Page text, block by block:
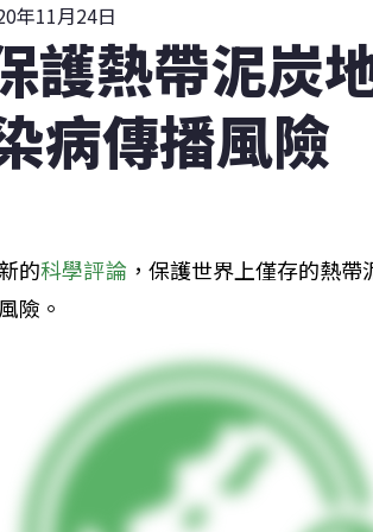
年11月24日
護熱帶​​泥炭
病傳播風險
的科學評論 ，保護世界上僅存的熱
險。